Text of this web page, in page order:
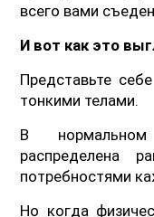
всего вами
И вот как это
Представьте
тонкими телами.
В
распределена
потребностями
Но когда